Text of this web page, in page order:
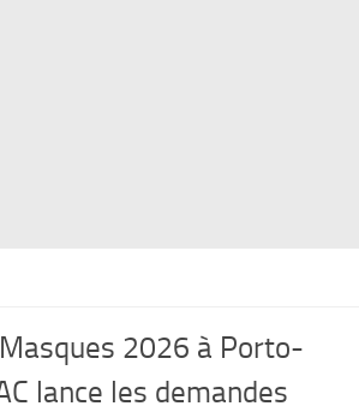
2026 à Porto-
lance les demandes